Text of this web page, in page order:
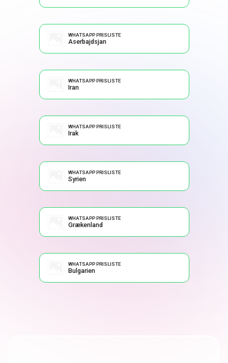
WHATSAPP PRISLISTE
Aserbajdsjan
WHATSAPP PRISLISTE
Iran
WHATSAPP PRISLISTE
Irak
WHATSAPP PRISLISTE
Syrien
WHATSAPP PRISLISTE
Grækenland
WHATSAPP PRISLISTE
Bulgarien